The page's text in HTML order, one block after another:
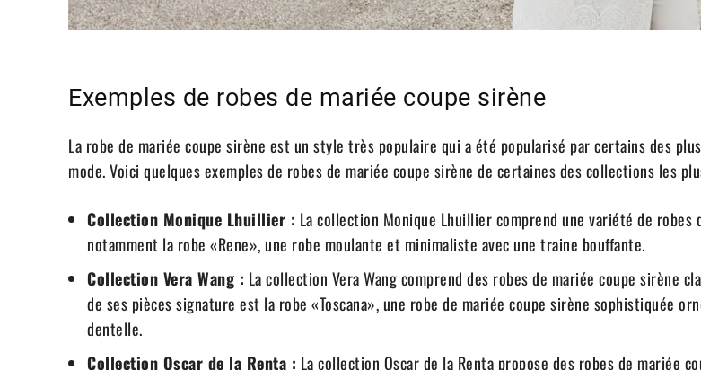
Exemples de robes de mariée coupe sirène
La robe de mariée coupe sirène est un style très populaire qui a été popularisé par certains des
mode. Voici quelques exemples de robes de mariée coupe sirène de certaines des collections les
Collection Monique Lhuillier : La collection Monique Lhuillier comprend une variété de robes
notamment la robe «Rene», une robe moulante et minimaliste avec une traine bouffante.
Collection Vera Wang : La collection Vera Wang comprend des robes de mariée coupe sirène
de ses pièces signature est la robe «Toscana», une robe de mariée coupe sirène sophistiquée
dentelle.
Collection Oscar de la Renta : La collection Oscar de la Renta propose des robes de mariée